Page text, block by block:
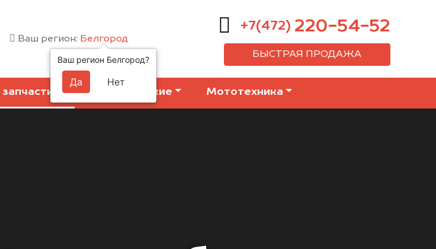
Ваш регион: Белгород
+7(472) 220-54-52
БЫСТРАЯ ПРОДАЖА
Коммерческие Мототехника
Ваш регион Белгород?
Да Нет